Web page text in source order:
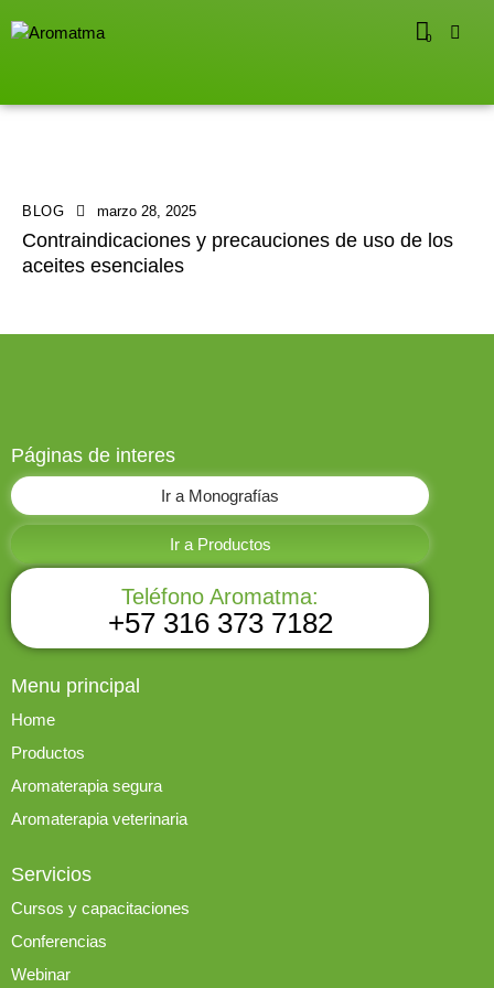
0
BLOG marzo 28, 2025
Contraindicaciones y precauciones de uso de los
aceites esenciales
Páginas de interes
Ir a Monografías
Ir a Productos
Teléfono Aromatma:
+57 316 373 7182
Menu principal
Home
Productos
Aromaterapia segura
Aromaterapia veterinaria
Servicios
Cursos y capacitaciones
Conferencias
Webinar